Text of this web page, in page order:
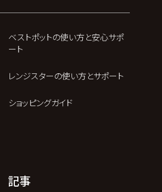
ベストポットの使い方と安心サポ
ート
レンジスターの使い方とサポート
ショッピングガイド
記事